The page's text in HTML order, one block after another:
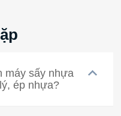
máy sấy nhựa
ép nhựa?